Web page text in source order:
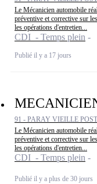
Le Mécanicien automobile
préventive et corrective sur
les opérations d'entretien...
CDI - Temps plein
Publié il y a 17 jours
91 - PARAY VIEILLE
Le Mécanicien automobile
préventive et corrective sur
les opérations d'entretien...
CDI - Temps plein
Publié il y a plus de 30 jours